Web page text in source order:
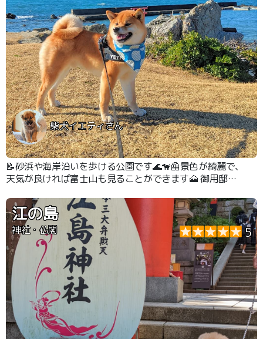
柴犬イエティさん
📝砂浜や海岸沿いを歩ける公園です🌊🐕‍🦺景色が綺麗で、
天気が良ければ富士山も見ることができます🗻 御用邸も
江の島
神社・仏閣 5